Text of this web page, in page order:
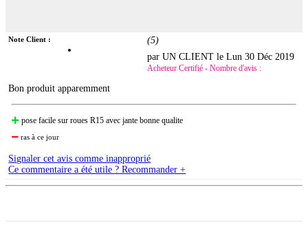
Note Client : (5)
par UN CLIENT leLun 30 Déc 2019
Acheteur Certifié - Nombre d'avis :
Bon produit apparemment
pose facile sur roues R15 avec jante bonne qualite
ras à ce jour
Signaler cet avis comme inapproprié
Ce commentaire a été utile ? Recommander +